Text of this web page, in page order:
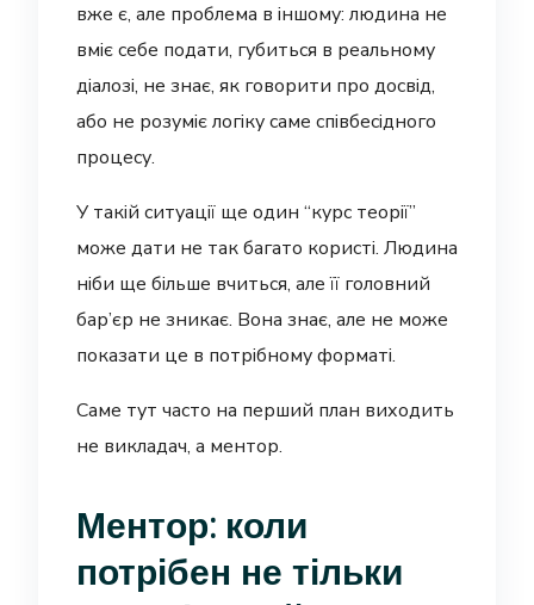
вже є, але проблема в іншому: людина не
вміє себе подати, губиться в реальному
діалозі, не знає, як говорити про досвід,
або не розуміє логіку саме співбесідного
процесу.
У такій ситуації ще один “курс теорії”
може дати не так багато користі. Людина
ніби ще більше вчиться, але її головний
бар’єр не зникає. Вона знає, але не може
показати це в потрібному форматі.
Саме тут часто на перший план виходить
не викладач, а ментор.
Ментор: коли
потрібен не тільки